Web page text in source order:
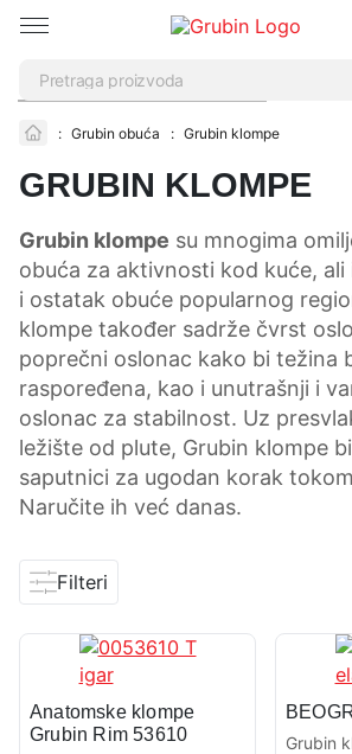
: Grubin obuća : Grubin klompe
GRUBIN KLOMPE
Grubin klompe su mnogima
obuća za aktivnosti kod kuće, ali
i ostatak obuće popularnog
klompe također sadrže čvrst
poprečni oslonac kako bi težina
raspoređena, kao i unutrašnji i
oslonac za stabilnost. Uz
ležište od plute, Grubin klompe
saputnici za ugodan korak
Naručite ih već danas.
Filteri
Anatomske klompe
Grubin Rim 53610
Grubin